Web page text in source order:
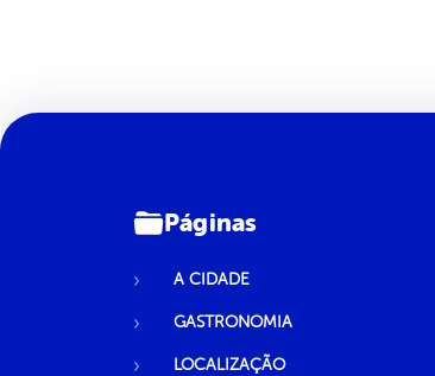
Páginas
A CIDADE
GASTRONOMIA
LOCALIZAÇÃO